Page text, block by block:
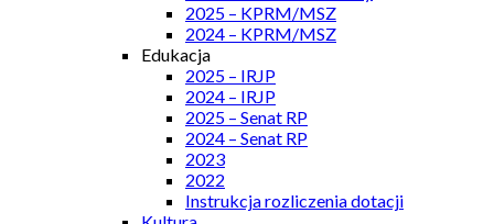
2025 – KPRM/MSZ
2024 – KPRM/MSZ
Edukacja
2025 – IRJP
2024 – IRJP
2025 – Senat RP
2024 – Senat RP
2023
2022
Instrukcja rozliczenia dotacji